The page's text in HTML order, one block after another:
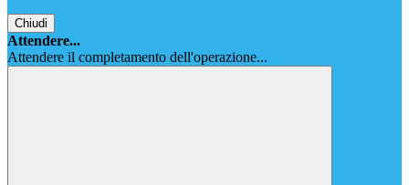
Chiudi
Attendere...
Attendere il completamento dell'operazione...